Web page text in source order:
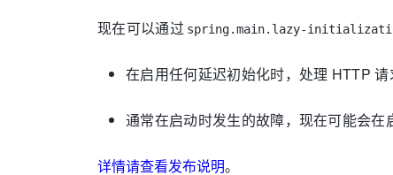
现在可以通过 spring.main.lazy-
在启用任何延迟初始化时，处理 HTTP
通常在启动时发生的故障，现在可能会在
详情请查看发布说明。